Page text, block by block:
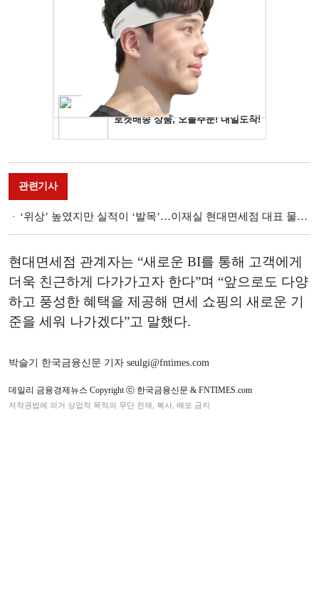
관련기사
‘위상’ 높였지만 실적이 ‘발목’…이재실 현대면세점 대표 물러나나
현대면세점 관계자는 “새로운 BI를 통해 고객에게
더욱 친근하게 다가가고자 한다”며 “앞으로도 다양
하고 풍성한 혜택을 제공해 면세 쇼핑의 새로운 기
준을 세워 나가겠다”고 말했다.
박슬기 한국금융신문 기자 seulgi@fntimes.com
데일리 금융경제뉴스 Copyright ⓒ 한국금융신문 & FNTIMES.com
저작권법에 의거 상업적 목적의 무단 전재, 복사, 배포 금지